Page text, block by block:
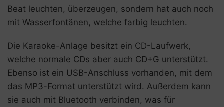
Beat leuchten, überzeugen, sondern hat auch noch
mit Wasserfontänen, welche farbig leuchten.
Die Karaoke-Anlage besitzt ein CD-Laufwerk,
welche normale CDs aber auch CD+G unterstützt.
Ebenso ist ein USB-Anschluss vorhanden, mit dem
das MP3-Format unterstützt wird. Außerdem kann
sie auch mit Bluetooth verbinden, was für